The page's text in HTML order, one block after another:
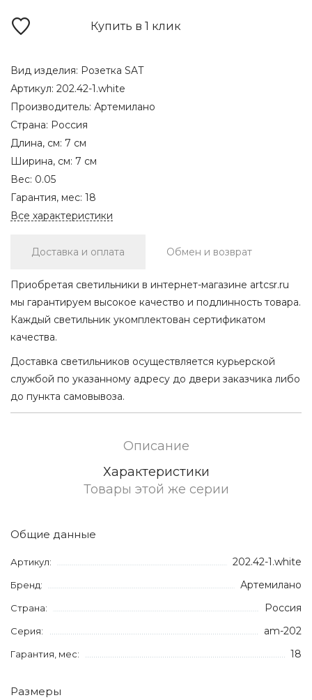
Купить в 1 клик
Вид изделия: Розетка SAT
Артикул: 202.42-1.white
Производитель: Артемилано
Страна: Россия
Длина, см: 7 см
Ширина, см: 7 см
Вес: 0.05
Гарантия, мес: 18
Все характеристики
Доставка и оплата Обмен и возврат
Приобретая светильники в интернет-магазине artcsr.ru
мы гарантируем высокое качество и подлинность товара.
Каждый светильник укомплектован сертификатом
качества.
Доставка светильников осуществляется курьерской
службой по указанному адресу до двери заказчика либо
до пункта самовывоза.
Описание
Характеристики
Товары этой же серии
Общие данные
Артикул: 202.42-1.white
Бренд: Артемилано
Страна: Россия
Серия: am-202
Гарантия, мес: 18
Размеры